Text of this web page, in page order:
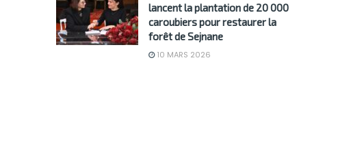
lancent la plantation de 20 000
caroubiers pour restaurer la
forêt de Sejnane
10 MARS 2026